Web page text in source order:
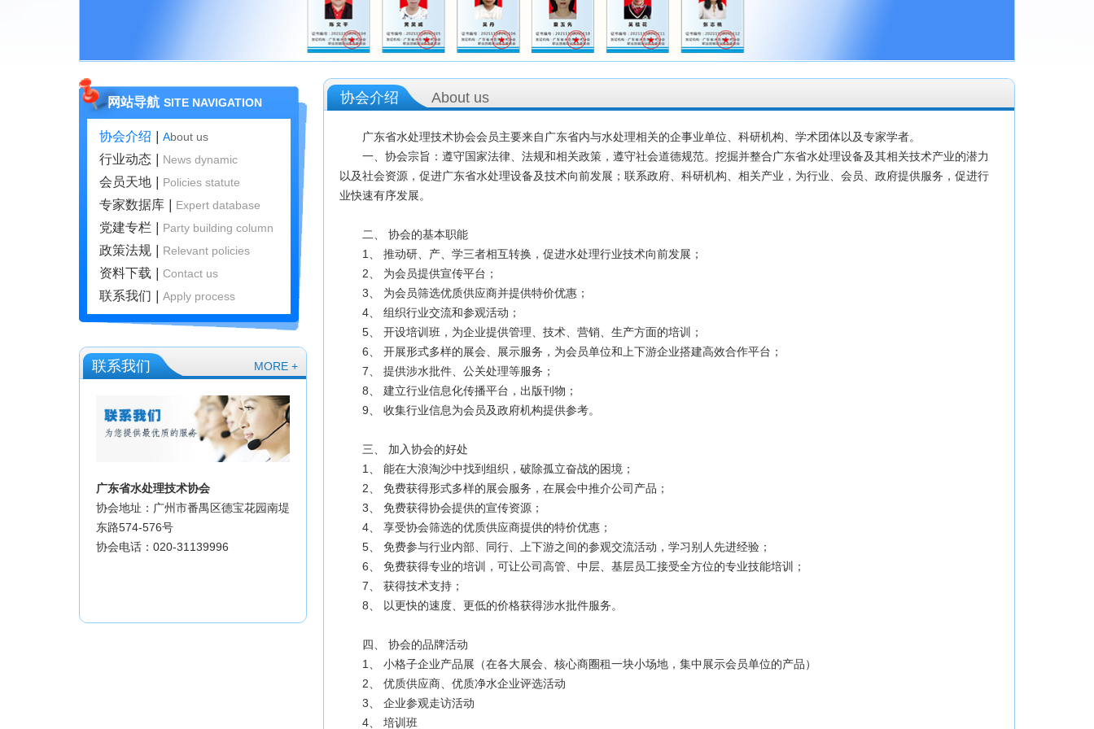
网站导航 SITE NAVIGATION
协会介绍 About us
行业动态 News dynamic
会员天地 Policies statute
专家数据库 Expert database
党建专栏 Party building column
政策法规 Relevant policies
资料下载 Contact us
联系我们 Apply process
联系我们 MORE +
广东省水处理技术协会
协会地址：广州市番禺区德宝花园南堤
东路574-576号
协会电话：020-31139996
协会介绍 About us
广东省水处理技术协会会员主要来自广东省内与水处理相关的企事业单位、科研机构、学术团体以及专家学者。
一、协会宗旨：遵守国家法律、法规和相关政策，遵守社会道德规范。挖掘并整合广东省水处理设备及其相关技术产业的潜力
以及社会资源，促进广东省水处理设备及技术向前发展；联系政府、科研机构、相关产业，为行业、会员、政府提供服务，促进行
业快速有序发展。
二、 协会的基本职能
1、 推动研、产、学三者相互转换，促进水处理行业技术向前发展；
2、 为会员提供宣传平台；
3、 为会员筛选优质供应商并提供特价优惠；
4、 组织行业交流和参观活动；
5、 开设培训班，为企业提供管理、技术、营销、生产方面的培训；
6、 开展形式多样的展会、展示服务，为会员单位和上下游企业搭建高效合作平台；
7、 提供涉水批件、公关处理等服务；
8、 建立行业信息化传播平台，出版刊物；
9、 收集行业信息为会员及政府机构提供参考。
三、 加入协会的好处
1、 能在大浪淘沙中找到组织，破除孤立奋战的困境；
2、 免费获得形式多样的展会服务，在展会中推介公司产品；
3、 免费获得协会提供的宣传资源；
4、 享受协会筛选的优质供应商提供的特价优惠；
5、 免费参与行业内部、同行、上下游之间的参观交流活动，学习别人先进经验；
6、 免费获得专业的培训，可让公司高管、中层、基层员工接受全方位的专业技能培训；
7、 获得技术支持；
8、 以更快的速度、更低的价格获得涉水批件服务。
四、 协会的品牌活动
1、 小格子企业产品展（在各大展会、核心商圈租一块小场地，集中展示会员单位的产品）
2、 优质供应商、优质净水企业评选活动
3、 企业参观走访活动
4、 培训班